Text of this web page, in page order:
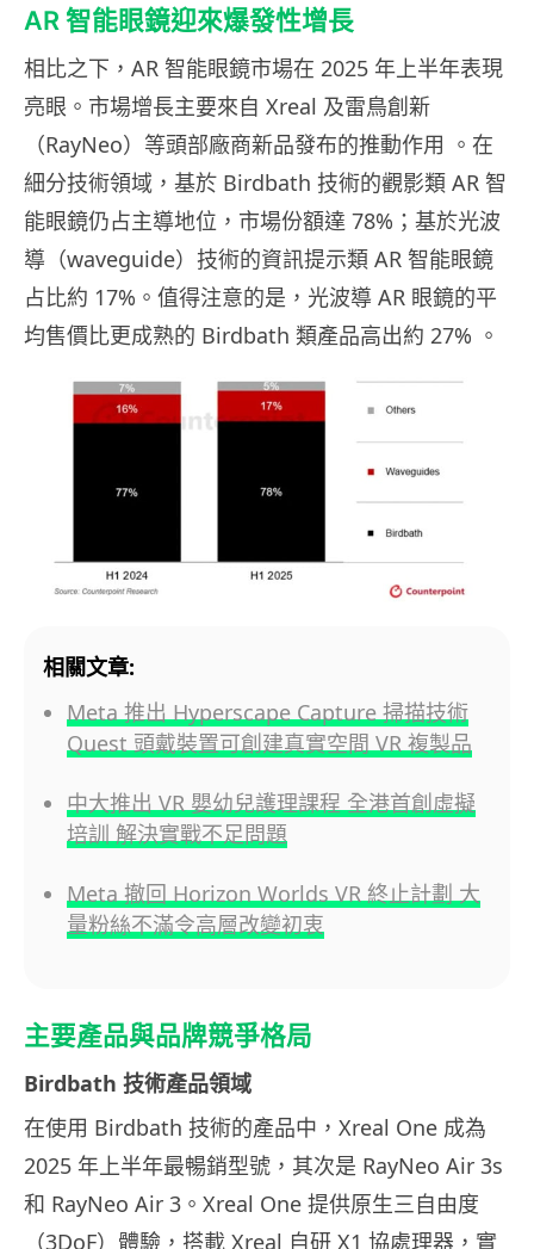
AR 智能眼鏡迎來爆發性增長
相比之下，AR 智能眼鏡市場在 2025 年上半年表現
亮眼。市場增長主要來自 Xreal 及雷鳥創新
（RayNeo）等頭部廠商新品發布的推動作用 。在
細分技術領域，基於 Birdbath 技術的觀影類 AR 智
能眼鏡仍占主導地位，市場份額達 78%；基於光波
導（waveguide）技術的資訊提示類 AR 智能眼鏡
占比約 17%。值得注意的是，光波導 AR 眼鏡的平
均售價比更成熟的 Birdbath 類產品高出約 27% 。
相關文章:
Meta 推出 Hyperscape Capture 掃描技術
Quest 頭戴裝置可創建真實空間 VR 複製品
中大推出 VR 嬰幼兒護理課程 全港首創虛擬
培訓 解決實戰不足問題
Meta 撤回 Horizon Worlds VR 終止計劃 大
量粉絲不滿令高層改變初衷
主要產品與品牌競爭格局
Birdbath 技術產品領域
在使用 Birdbath 技術的產品中，Xreal One 成為
2025 年上半年最暢銷型號，其次是 RayNeo Air 3s
和 RayNeo Air 3。Xreal One 提供原生三自由度
（3DoF）體驗，搭載 Xreal 自研 X1 協處理器，實